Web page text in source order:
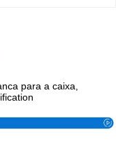
para a caixa,